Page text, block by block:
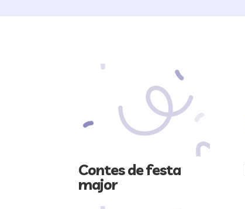
Contes de festa
major